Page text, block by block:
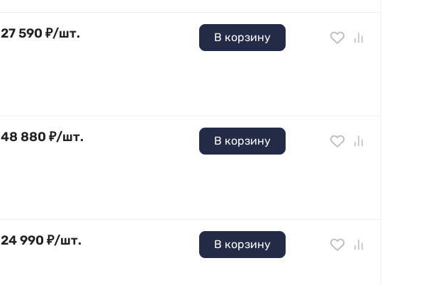
27 590 ₽/шт. В корзину
48 880 ₽/шт. В корзину
24 990 ₽/шт. В корзину